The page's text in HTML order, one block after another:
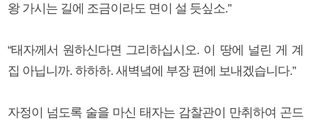
왕 가시는 길에 조금이라도 면이 설 듯싶소.”
“태자께서 원하신다면 그리하십시오. 이 땅에 널린 게 계
집 아닙니까. 하하하. 새벽녘에 부장 편에 보내겠습니다.”
자정이 넘도록 술을 마신 태자는 감찰관이 만취하여 곤드